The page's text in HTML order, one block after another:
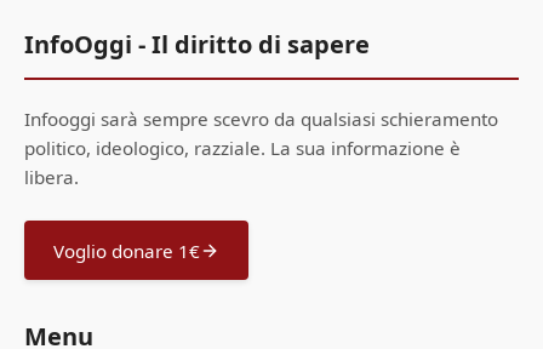
InfoOggi - Il diritto di sapere
Infooggi sarà sempre scevro da qualsiasi schieramento
politico, ideologico, razziale. La sua informazione è
libera.
Voglio donare 1€
Menu